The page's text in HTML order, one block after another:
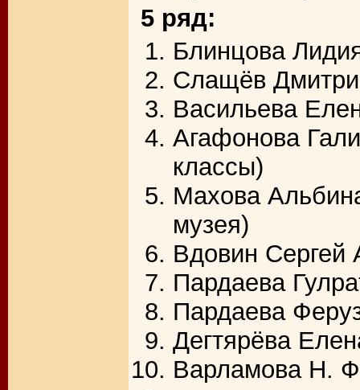
5 ряд:
Блинцова
Слащёв
Васильева
Агафонова
классы)
Махова
музея)
Вдовин Сергей
Пардаева
Пардаева
Дегтярёва
Варламова Н.